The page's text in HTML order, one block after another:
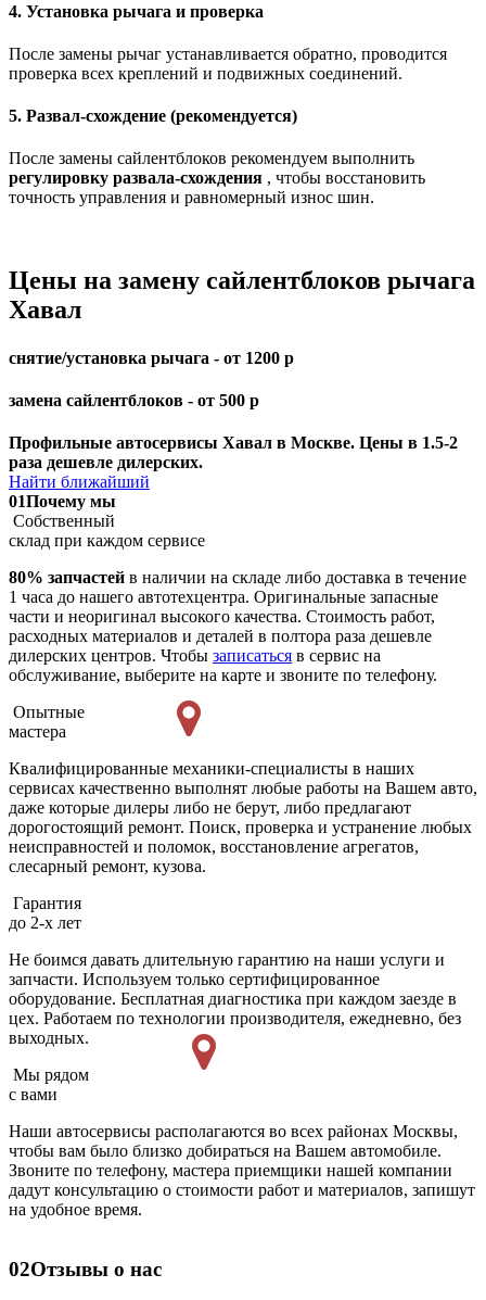
4. Установка рычага и проверка
После замены рычаг устанавливается обратно, проводится
проверка всех креплений и подвижных соединений.
5. Развал-схождение (рекомендуется)
После замены сайлентблоков рекомендуем выполнить
регулировку развала-схождения , чтобы восстановить
точность управления и равномерный износ шин.
Цены на замену сайлентблоков рычага
Хавал
снятие/установка рычага - от 1200 р
замена сайлентблоков - от 500 р
Профильные автосервисы Хавал в Москве. Цены в 1.5-2
раза дешевле дилерских.
Найти ближайший
01Почему мы
Собственный
склад при каждом сервисе
80% запчастей в наличии на складе либо доставка в течение
1 часа до нашего автотехцентра. Оригинальные запасные
части и неоригинал высокого качества. Стоимость работ,
расходных материалов и деталей в полтора раза дешевле
дилерских центров. Чтобы записаться в сервис на
обслуживание, выберите на карте и звоните по телефону.
Опытные
мастера
Квалифицированные механики-специалисты в наших
сервисах качественно выполнят любые работы на Вашем авто,
даже которые дилеры либо не берут, либо предлагают
дорогостоящий ремонт. Поиск, проверка и устранение любых
неисправностей и поломок, восстановление агрегатов,
слесарный ремонт, кузова.
Гарантия
до 2-х лет
Не боимся давать длительную гарантию на наши услуги и
запчасти. Используем только сертифицированное
оборудование. Бесплатная диагностика при каждом заезде в
цех. Работаем по технологии производителя, ежедневно, без
выходных.
Мы рядом
с вами
Наши автосервисы располагаются во всех районах Москвы,
чтобы вам было близко добираться на Вашем автомобиле.
Звоните по телефону, мастера приемщики нашей компании
дадут консультацию о стоимости работ и материалов, запишут
на удобное время.
02Отзывы о нас